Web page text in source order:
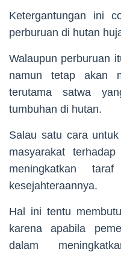
Ketergantungan ini
perburuan di hutan
Walaupun perburuan
namun tetap akan
terutama satwa
tumbuhan di hutan.
Salau satu cara
masyarakat
meningkatkan
kesejahteraannya.
Hal ini tentu
karena apabila
dalam